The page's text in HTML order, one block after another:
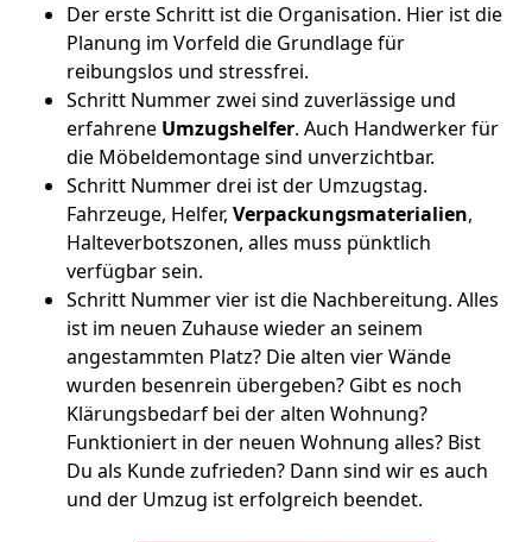
Der erste Schritt ist die Organisation. Hier ist die
Planung im Vorfeld die Grundlage für
reibungslos und stressfrei.
Schritt Nummer zwei sind zuverlässige und
erfahrene Umzugshelfer. Auch Handwerker für
die Möbeldemontage sind unverzichtbar.
Schritt Nummer drei ist der Umzugstag.
Fahrzeuge, Helfer, Verpackungsmaterialien,
Halteverbotszonen, alles muss pünktlich
verfügbar sein.
Schritt Nummer vier ist die Nachbereitung. Alles
ist im neuen Zuhause wieder an seinem
angestammten Platz? Die alten vier Wände
wurden besenrein übergeben? Gibt es noch
Klärungsbedarf bei der alten Wohnung?
Funktioniert in der neuen Wohnung alles? Bist
Du als Kunde zufrieden? Dann sind wir es auch
und der Umzug ist erfolgreich beendet.